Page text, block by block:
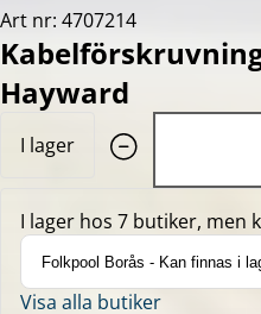
Art nr: 4707214
Hayward
I lager
I lager hos 7 butiker, men
Visa alla butiker